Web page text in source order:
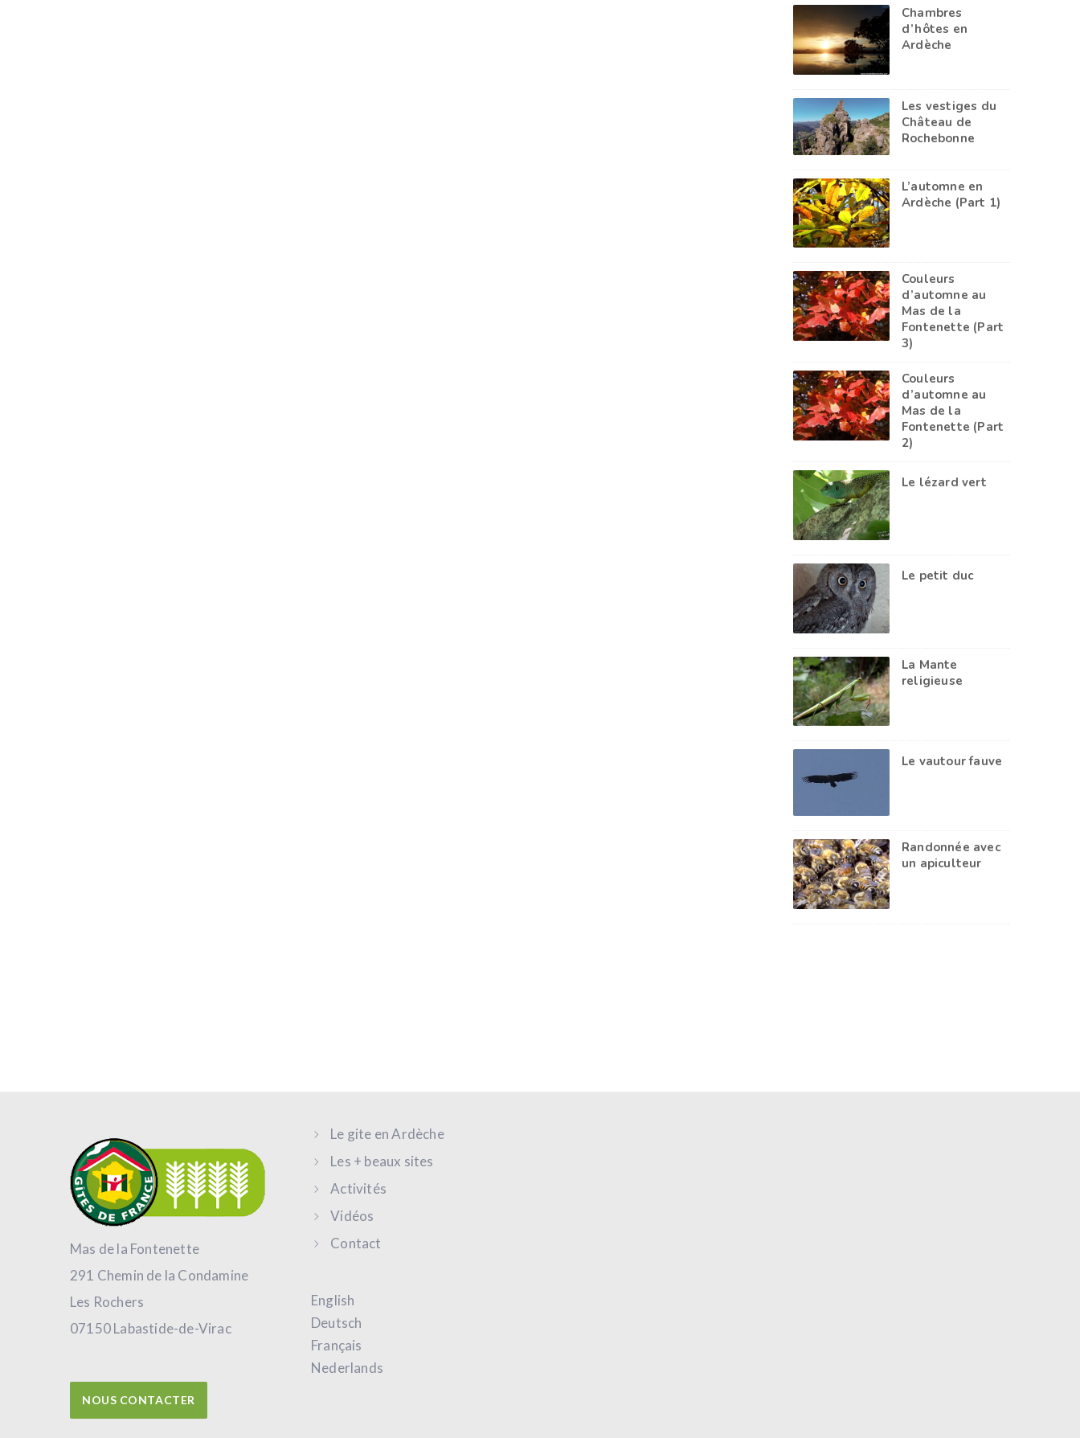
Chambres
d’hôtes en
Ardèche
Les vestiges du
Château de
Rochebonne
L’automne en
Ardèche (Part 1)
Couleurs
d’automne au
Mas de la
Fontenette (Part
3)
Couleurs
d’automne au
Mas de la
Fontenette (Part
2)
Le lézard vert
Le petit duc
La Mante
religieuse
Le vautour fauve
Randonnée avec
un apiculteur
Mas de la Fontenette
291 Chemin de la Condamine
Les Rochers
07150 Labastide-de-Virac
NOUS CONTACTER
Le gite en Ardèche
Les + beaux sites
Activités
Vidéos
Contact
English
Deutsch
Français
Nederlands